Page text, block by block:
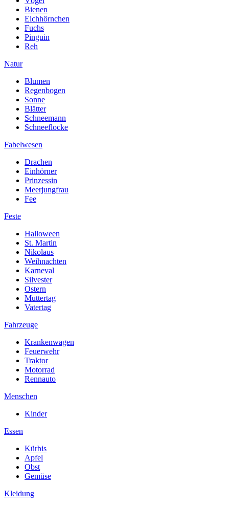
Bienen
Eichhörnchen
Fuchs
Pinguin
Reh
Natur
Blumen
Regenbogen
Sonne
Blätter
Schneemann
Schneeflocke
Fabelwesen
Drachen
Einhörner
Prinzessin
Meerjungfrau
Fee
Feste
Halloween
St. Martin
Nikolaus
Weihnachten
Karneval
Silvester
Ostern
Muttertag
Vatertag
Fahrzeuge
Krankenwagen
Feuerwehr
Traktor
Motorrad
Rennauto
Menschen
Kinder
Essen
Kürbis
Apfel
Obst
Gemüse
Kleidung